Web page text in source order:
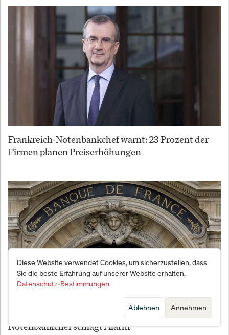
Frankreich-Notenbankchef warnt: 23 Prozent der
Firmen planen Preiserhöhungen
Inflation droht zu beschleunigen: Frankreichs
Notenbankchef schlägt Alarm
Diese Website verwendet Cookies, um sicherzustellen, dass
Sie die beste Erfahrung auf unserer Website erhalten.
Datenschutz-Bestimmungen
Annehmen
Ablehnen